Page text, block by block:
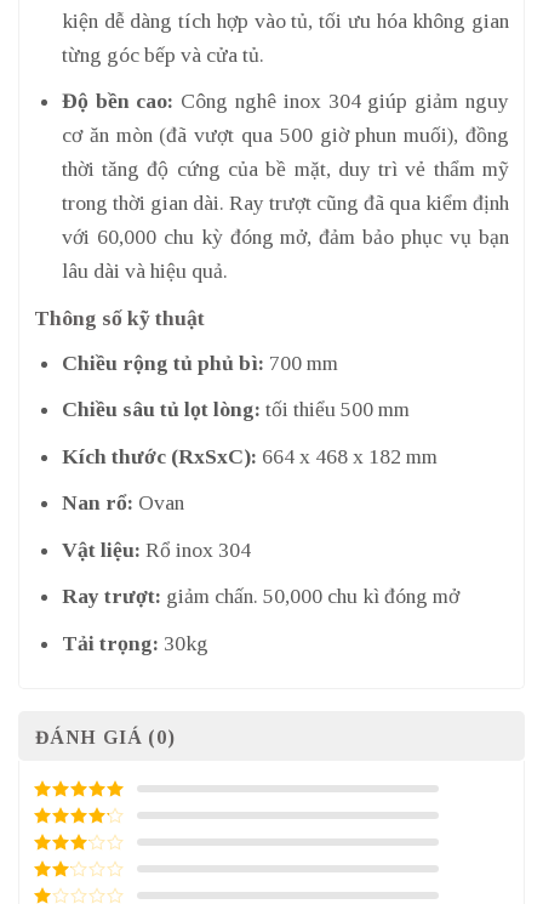
kiện dễ dàng tích hợp vào tủ, tối ưu hóa không gian
từng góc bếp và cửa tủ.
Độ bền cao: Công nghê inox 304 giúp giảm nguy
cơ ăn mòn (đã vượt qua 500 giờ phun muối), đồng
thời tăng độ cứng của bề mặt, duy trì vẻ thẩm mỹ
trong thời gian dài. Ray trượt cũng đã qua kiểm định
với 60,000 chu kỳ đóng mở, đảm bảo phục vụ bạn
lâu dài và hiệu quả.
Thông số kỹ thuật
Chiều rộng tủ phủ bì: 700 mm
Chiều sâu tủ lọt lòng: tối thiểu 500 mm
Kích thước (RxSxC): 664 x 468 x 182 mm
Nan rổ: Ovan
Vật liệu: Rổ inox 304
Ray trượt: giảm chấn. 50,000 chu kì đóng mở
Tải trọng: 30kg
ĐÁNH GIÁ (0)
5/ 5 điểm
4/ 5
điểm
3/ 5
điểm
2/